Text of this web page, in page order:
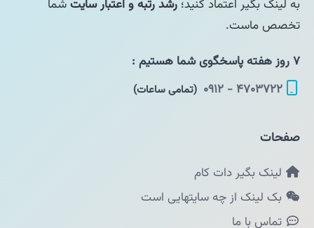
به لینک بگیر اعتماد کنید؛ رشد رتبه و اعتبار سایتشما
تخصص ماست.
۷ روز هفته پاسخگوی شما هستیم :
۴۷۰۳۷۲۲ - ۰۹۱۲
(تمامی ساعات)
صفحات
لینک بگیر دات کام
بک لینک از چه سایتهایی است
تماس با ما